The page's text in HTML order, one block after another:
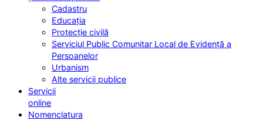
Cadastru
Educația
Protecție civilă
Serviciul Public Comunitar Local de Evidență a
Persoanelor
Urbanism
Alte servicii publice
Servicii
online
Nomenclatura